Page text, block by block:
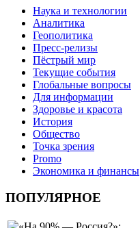
Наука и технологии
Аналитика
Геополитика
Пресс-релизы
Пёстрый мир
Текущие события
Глобальные вопросы
Для информации
Здоровье и красота
История
Общество
Точка зрения
Promo
Экономика и финансы
ПОПУЛЯРНОЕ